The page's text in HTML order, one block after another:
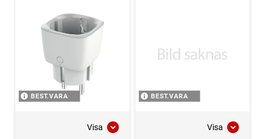
BEST.VARA
Visa
BEST.VARA
Visa